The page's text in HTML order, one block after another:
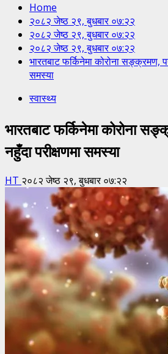
Home
२०८२ जेष्ठ २९, बुधबार ०७:२२
२०८२ जेष्ठ २९, बुधबार ०७:२२
२०८२ जेष्ठ २९, बुधबार ०७:२२
भारतबाट फर्किनेमा कोरोना सङ्क्रमण,
समस्या
स्वास्थ्य
भारतबाट फर्किनेमा कोरोना
नहुँदा परीक्षणमा समस्या
HT २०८२ जेष्ठ २९, बुधबार ०७:२२